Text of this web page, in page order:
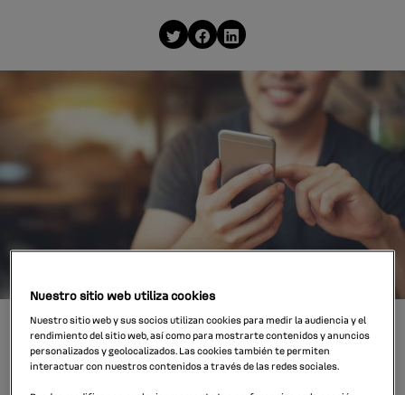
Si escogemos un tipo de este líquido
Nuestro sitio web utiliza cookies
Nuestro sitio web y sus socios utilizan cookies para medir la audiencia y el
rendimiento del sitio web, así como para mostrarte contenidos y anuncios
personalizados y geolocalizados. Las cookies también te permiten
interactuar con nuestros contenidos a través de las redes sociales.